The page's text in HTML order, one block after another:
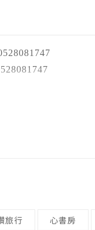
，勞心勞力又不討
長都該入手的「青
交錯的人際糾結
字」如何造成孩
實務中，她秉持著
再感到瘋狂。」「
就不容易聽見孩子
寫原生家庭的傷痛
教育和孩子一起攜
子、伴侶、職場等
見的傷，更痛：療
父母內心不能說的
的「鬱兒現象」
旅行 心書房